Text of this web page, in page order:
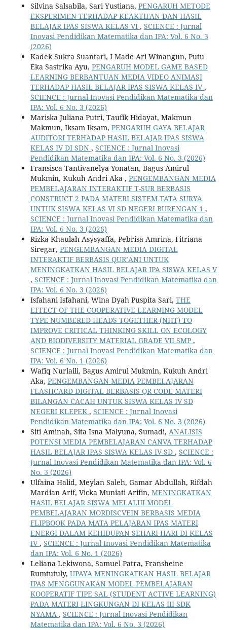
Silvina Salsabila, Sari Yustiana, PENGARUH METODE
EKSPERIMEN TERHADAP KEAKTIFAN DAN HASIL
BELAJAR IPAS SISWA KELAS VI , SCIENCE : Jurnal
Inovasi Pendidikan Matematika dan IPA: Vol. 6 No. 3
(2026)
Kadek Sukra Suantari, I Made Ari Winangun, Putu
Eka Sastrika Ayu, PENGARUH MODEL GAME BASED
LEARNING BERBANTUAN MEDIA VIDEO ANIMASI
TERHADAP HASIL BELAJAR IPAS SISWA KELAS IV,
SCIENCE : Jurnal Inovasi Pendidikan Matematika dan
IPA: Vol. 6 No. 3 (2026)
Mariska Juliana Putri, Taufik Hidayat, Makmun
Makmun, Iksam Iksam, PENGARUH GAYA BELAJAR
AUDITORI TERHADAP HASIL BELAJAR IPAS SISWA
KELAS IV DI SDN , SCIENCE : Jurnal Inovasi
Pendidikan Matematika dan IPA: Vol. 6 No. 3 (2026)
Fransisca Tantivanelya Yonatan, Bagus Amirul
Mukmin, Kukuh Andri Aka , PENGEMBANGAN MEDIA
PEMBELAJARAN INTERAKTIF T-SUR BERBASIS
CONSTRUCT 2 PADA MATERI SISTEM TATA SURYA
UNTUK SISWA KELAS VI SD NEGERI BURENGAN 1 ,
SCIENCE : Jurnal Inovasi Pendidikan Matematika dan
IPA: Vol. 6 No. 3 (2026)
Rizka Khaulah Asysyaffa, Pebrisa Amrina, Fitriana
Siregar, PENGEMBANGAN MEDIA DIGITAL
INTERAKTIF BERBASIS QUR’ANI UNTUK
MENINGKATKAN HASIL BELAJAR IPA SISWA KELAS V
, SCIENCE : Jurnal Inovasi Pendidikan Matematika dan
IPA: Vol. 6 No. 3 (2026)
Isfahani Isfahani, Wina Dyah Puspita Sari, THE
EFFECT OF THE COOPERATIVE LEARNING MODEL
TYPE NUMBERED HEADS TOGETHER (NHT) TO
IMPROVE CRITICAL THINKING SKILL ON ECOLOGY
AND BIODIVERSITY MATERIAL GRADE VII SMP ,
SCIENCE : Jurnal Inovasi Pendidikan Matematika dan
IPA: Vol. 6 No. 1 (2026)
Wafiq Nurlaili, Bagus Amirul Mukmin, Kukuh Andri
Aka, PENGEMBANGAN MEDIA PEMBELAJARAN
FLASHCARD DIGITAL BERBASIS QR CODE MATERI
BILANGAN CACAH UNTUK SISWA KELAS IV SD
NEGERI KLEPEK , SCIENCE : Jurnal Inovasi
Pendidikan Matematika dan IPA: Vol. 6 No. 3 (2026)
Siti Aminah, Sita Isna Malyuna, Sumadi, ANALISIS
POTENSI MEDIA PEMBELAJARAN CANVA TERHADAP
HASIL BELAJAR IPAS SISWA KELAS IV SD , SCIENCE :
Jurnal Inovasi Pendidikan Matematika dan IPA: Vol. 6
No. 3 (2026)
Ulfaina Halid, Meylan Saleh, Gamar Abdullah, Rifdah
Mardian Arif, Vicka Muniati Arifin, MENINGKATKAN
HASIL BELAJAR SISWA MELALUI MODEL
PEMBELAJARAN MORDISCVEIN BERBASIS MEDIA
FLIPBOOK PADA MATA PELAJARAN IPAS MATERI
ENERGI DALAM KEHIDUPAN SEHARI-HARI DI KELAS
IV, SCIENCE : Jurnal Inovasi Pendidikan Matematika
dan IPA: Vol. 6 No. 1 (2026)
Leliana Lekiwona, Samuel Patra, Fransheine
Rumtutuly, UPAYA MENINGKATKAN HASIL BELAJAR
IPAS MENGGUNAKAN MODEL PEMBELAJARAN
KOOPERATIF TIPE SAL (STUDENT ACTIVE LEARNING)
PADA MATERI LINGKUNGAN DI KELAS III SDK
NYAMA , SCIENCE : Jurnal Inovasi Pendidikan
Matematika dan IPA: Vol. 6 No. 3 (2026)